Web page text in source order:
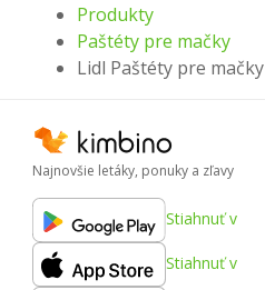
Produkty
Paštéty pre mačky
Lidl Paštéty pre mačky
Najnovšie letáky, ponuky a zľavy
Stiahnuť v
Stiahnuť v